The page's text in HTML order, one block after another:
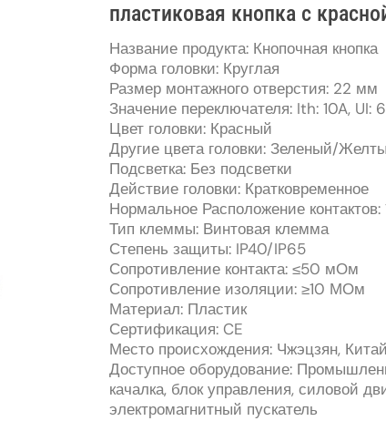
пластиковая кнопка с
Название продукта: Кнопочная кнопка
Форма головки: Круглая
Размер монтажного отверстия: 22 мм
Значение переключателя: Ith: 10A, UI:
Цвет головки: Красный
Другие цвета головки: Зеленый/
Подсветка: Без подсветки
Действие головки: Кратковременное
Нормальное Расположение
Тип клеммы: Винтовая клемма
Степень защиты: IP40/IP65
Сопротивление контакта: ≤50 мОм
Сопротивление изоляции: ≥10 МОм
Материал: Пластик
Сертификация: CE
Место происхождения: Чжэцзян, Китай
Доступное оборудование:
качалка, блок управления, силовой
электромагнитный пускатель